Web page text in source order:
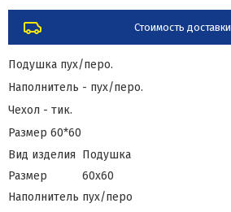
Стоимость доставки
Подушка пух/перо.
Наполнитель - пух/перо.
Чехол - тик.
Размер 60*60
Вид изделия Подушка
Размер
60х60
Наполнитель пух/перо